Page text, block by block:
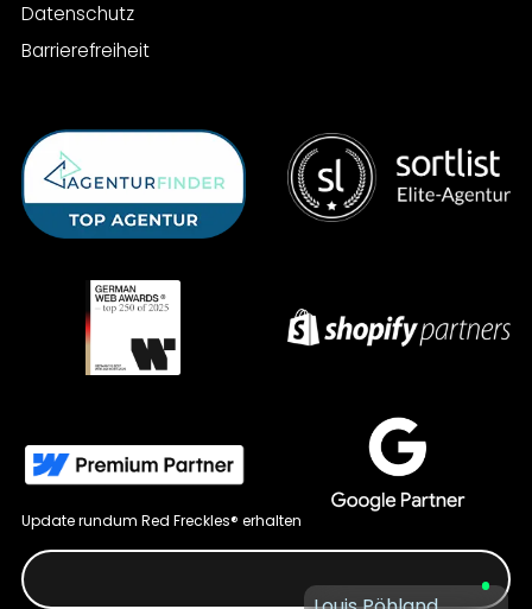
Datenschutz
Barrierefreiheit
Update rundum Red Freckles® erhalten